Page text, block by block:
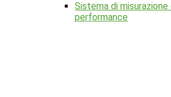
Sistema di
performance